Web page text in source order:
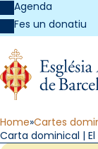
Agenda
Fes un donatiu
Home Cartes
Carta dominical |